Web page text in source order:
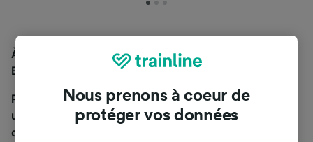
À la recherche d'un bus de Cologne (Allemagne) à
Basel Badischer Bahnhof, vous êtes au bon endroit.
Pour trouver des billets de bus, lancez simplement
une recherche ci-dessus. Nous comparons les temps
de trajets et les prix des voyages, en train et en bus.
Nous prenons à coeur de
protéger vos données